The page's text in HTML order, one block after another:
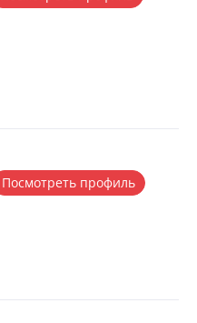
Посмотреть профиль